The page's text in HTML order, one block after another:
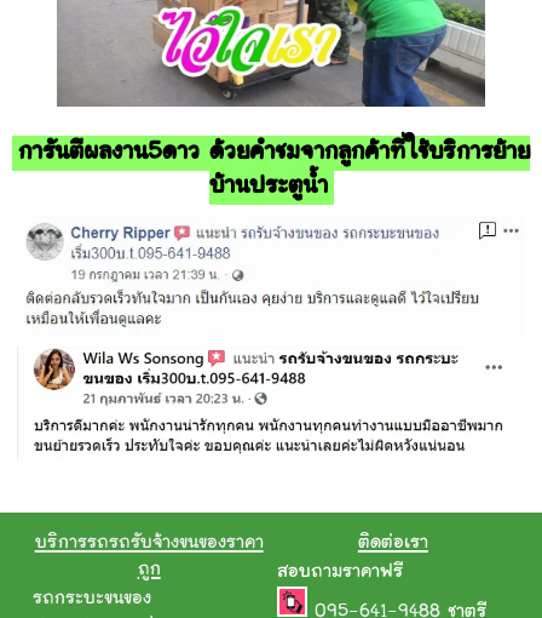
การันตีผลงาน5ดาว ด้วยคำชมจากลูกค้าที่ใช้บริการย้าย
บ้านประตูน้ำ
บริการรถรถรับจ้างขนของราคา
ถูก
รถกระบะขนของ
ติดต่อเรา
สอบถามราคาฟรี
095-641-9488 ชาตรี